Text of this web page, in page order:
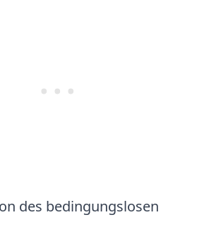
des bedingungslosen